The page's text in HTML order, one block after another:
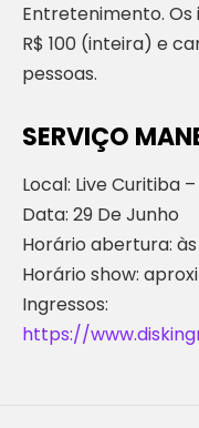
Entretenimento.
R$ 100 (inteira) e
pessoas.
SERVIÇO
Local: Live Curitiba
Data: 29 De Junho
Horário abertura: às
Horário show:
Ingressos:
https://